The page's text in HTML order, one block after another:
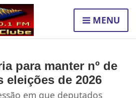
MENU
para manter nº de
eleições de 2026
em que deputados